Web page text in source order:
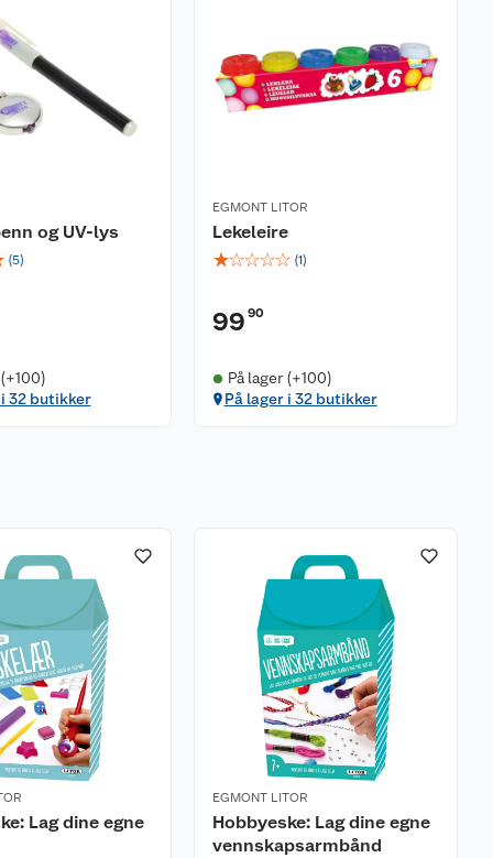
og UV-lys
(5)
32 butikker
EGMONT LITOR
Lekeleire
☆☆☆☆☆ (1)
99 90
På lager (+100)
På lager i 32 butikker
Lag dine egne
EGMONT LITOR
Hobbyeske: Lag dine egne
vennskapsarmbånd